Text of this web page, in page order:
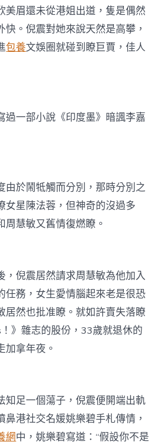
美眉還未從港姐出道，隻是偶然
快。倪震對她來說天然是高攀，
包養文娛圈就碰到瞭巨賈，佳人
過一部小說《印度墨》暗諷李嘉
由於鬧牴觸而分別，那時分別之
女星陳法蓉，但神奇的沒過多
周慧敏又舊情復燃瞭。
，倪震居然請求周慧敏為他加入
任務，女生愛情腦起來老是很恐
居然也批准瞭。就如許賣失落瞭
》雜志的股份，33歲就退休的
加拿年夜。
知足一個蕩子，倪震便開端出軌
鼻港社交名媛姚樂碧手札傳情，
網中，姚樂碧寫道：“假設你不是